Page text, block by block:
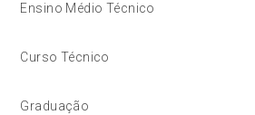
Ensino Médio Técnico
Curso Técnico
Graduação